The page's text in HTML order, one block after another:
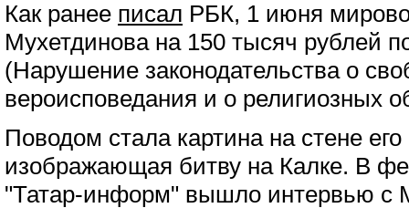
Как ранее писал РБК, 1 июня
Мухетдинова на 150 тысяч рублей
(Нарушение законодательства о
вероисповедания и о религиозных
Поводом стала картина на стене его
изображающая битву на Калке. В
"Татар-информ" вышло интервью с